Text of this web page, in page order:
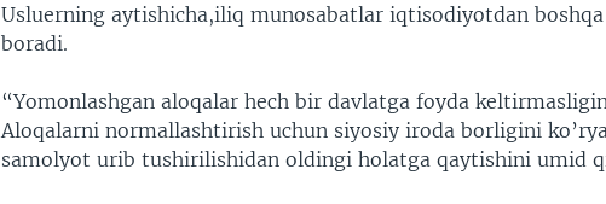
Usluerning aytishicha,iliq munosabatlar iqtisodiyotdan
boradi.
“Yomonlashgan aloqalar hech bir davlatga foyda
Aloqalarni normallashtirish uchun siyosiy iroda borligini
samolyot urib tushirilishidan oldingi holatga qaytishini umid